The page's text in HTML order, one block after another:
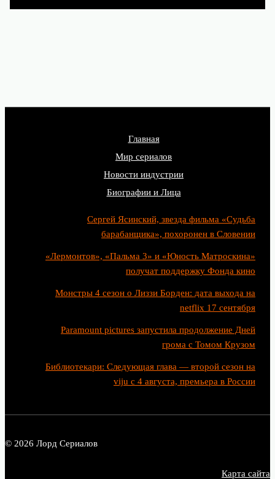
Главная
Мир сериалов
Новости индустрии
Биографии и Лица
Сергей Ясинский, звезда фильма «Судьба
барабанщика», похоронен в Словении
«Лермонтов», «Пальма 3» и «Юность Матроскина»
получат поддержку Фонда кино
Монстры 4 сезон о Лиззи Борден: дата выхода на
netflix 17 сентября
Paramount pictures запустила продолжение Дней
грома с Томом Крузом
Библиотекари: Следующая глава — второй сезон на
viju с 4 августа, премьера в России
© 2026 Лорд Сериалов
Карта сайта